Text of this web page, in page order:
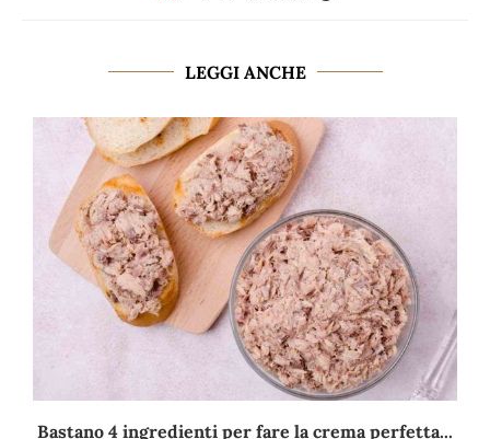
LEGGI ANCHE
Bastano 4 ingredienti per fare la crema perfetta...